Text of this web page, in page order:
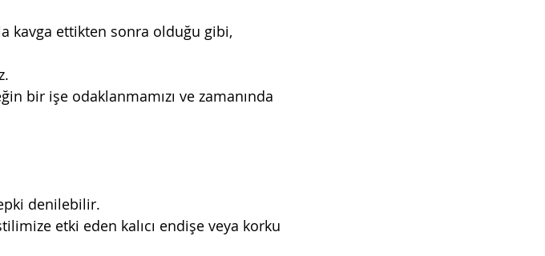
kavga ettikten sonra olduğu gibi,
bir işe odaklanmamızı ve zamanında
denilebilir.
etki eden kalıcı endişe veya korku